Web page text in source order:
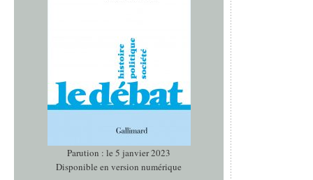
Parution : le 5 janvier 2023
Disponible en version numérique